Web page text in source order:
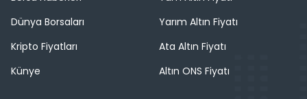
Dünya Borsaları
Kripto Fiyatları
Künye
Yarım Altın Fiyatı
Ata Altın Fiyatı
Altın ONS Fiyatı